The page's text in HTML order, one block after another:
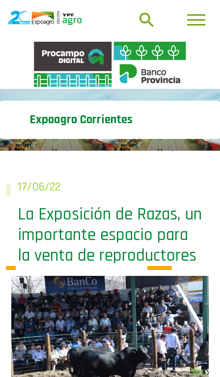
Expoagro Corrientes
17/06/22
La Exposición de Razas, un
importante espacio para
la venta de reproductores